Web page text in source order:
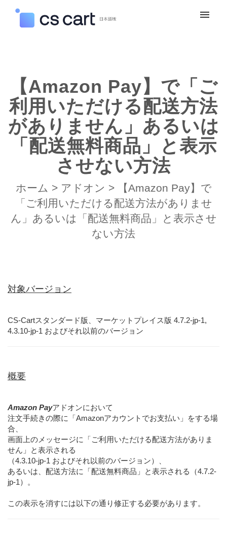
ログイン
【Amazon Pay】で「ご
利用いただける配送方法
がありません」あるいは
「配送無料商品」と表示
させない方法
ホーム > アドオン >
【Amazon Pay】で
「ご利用いただける配送方法がありませ
ん」あるいは「配送無料商品」と表示させ
ない方法
対象バージョン
CS-Cartスタンダード版、マーケットプレイス版 4.7.2-jp-1,
4.3.10-jp-1 およびそれ以前のバージョン
概要
Amazon Payアドオンにおいて
注文手続きの際に「Amazonアカウントでお支払い」をする場
合、
画面上のメッセージに「ご利用いただける配送方法がありま
せん」と表示される
（4.3.10-jp-1 およびそれ以前のバージョン）、
あるいは、配送方法に「配送無料商品」と表示される（4.7.2-
jp-1）。
この表示を消すには以下の通り修正する必要があります。